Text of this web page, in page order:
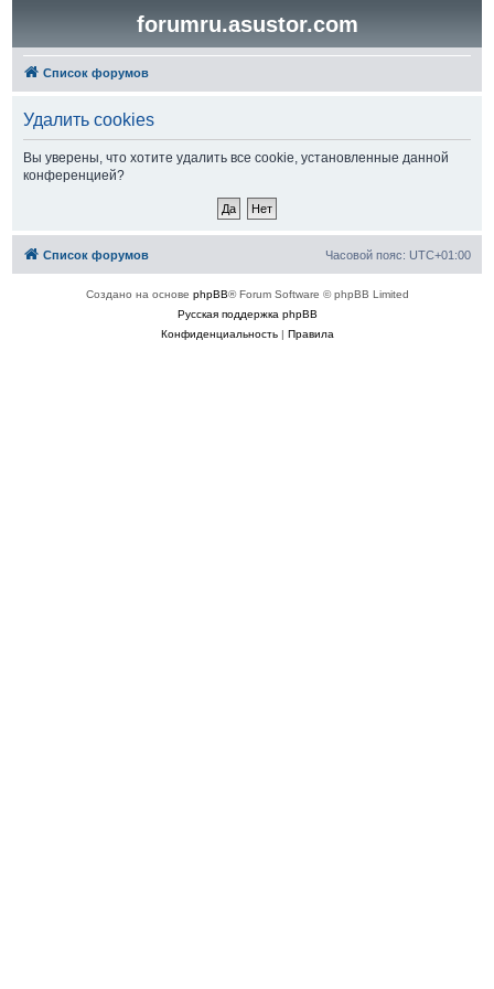
forumru.asustor.com
Список форумов
Удалить cookies
Вы уверены, что хотите удалить все cookie, установленные данной
конференцией?
Список форумов Часовой пояс: UTC+01:00
Создано на основе phpBB® Forum Software © phpBB Limited
Русская поддержка phpBB
Конфиденциальность| Правила